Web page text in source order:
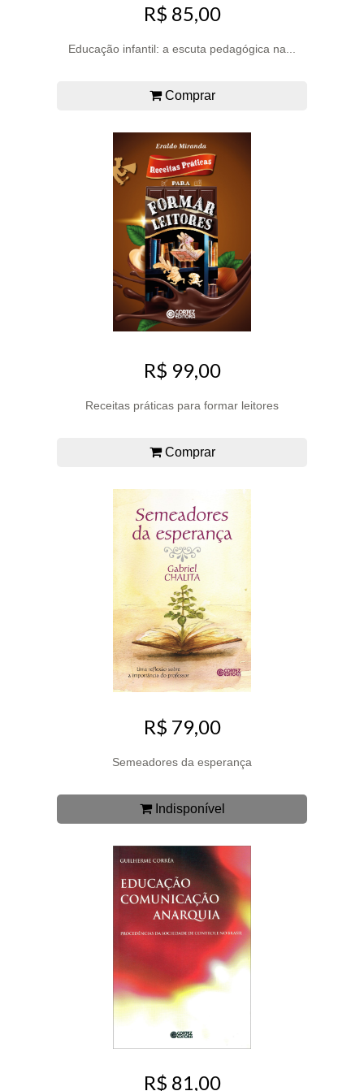
R$ 85,00
Educação infantil: a escuta pedagógica na...
Comprar
R$ 99,00
Receitas práticas para formar leitores
Comprar
R$ 79,00
Semeadores da esperança
Indisponível
R$ 81,00